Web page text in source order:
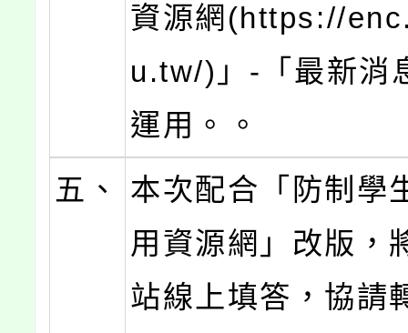
資源網(https://
u.tw/)」-「最新消
運用。。
五、
本次配合「防制學
用資源網」改版，
站線上填答，協請